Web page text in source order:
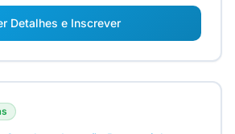
Detalhes e Inscrever